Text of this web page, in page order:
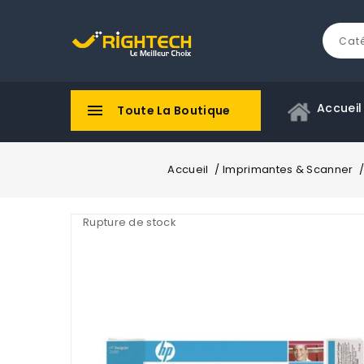
 Toute La Boutique Accueil
Accueil Imprimantes & Scanner
Rupture de stock